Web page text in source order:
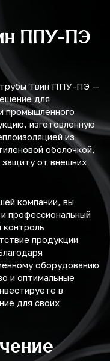
ППУ-ПЭ
трубы Твин ППУ-ПЭ —
для
промышленного
изготовленную
из
оболочкой,
от внешних
компании, вы
профессиональный
продукции
оборудованию
и оптимальные
в
для своих